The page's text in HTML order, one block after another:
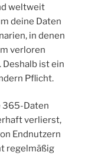
weltweit
deine Daten
in denen
verloren
ist ein
Pflicht.
365-Daten
verlierst,
Endnutzern
regelmäßig